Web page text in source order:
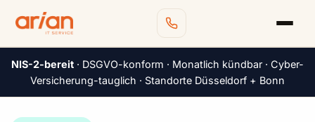
NIS-2-bereit · DSGVO-konform · Monatlich kündbar · Cyber-
Versicherung-tauglich · Standorte Düsseldorf + Bonn